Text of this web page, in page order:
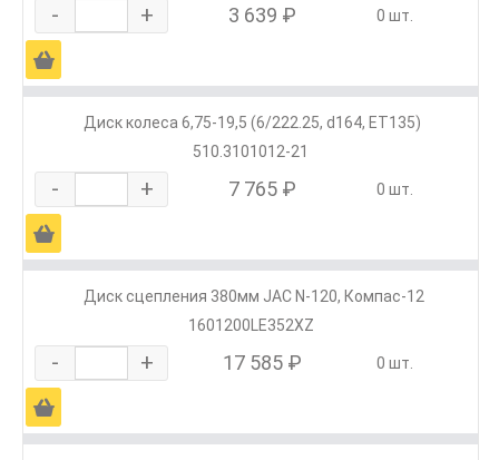
- + 3 639 ₽ 0 шт.
Ä
Диск колеса 6,75-19,5 (6/222.25, d164, ET135)
510.3101012-21
- + 7 765 ₽ 0 шт.
Ä
Диск сцепления 380мм JAC N-120, Компас-12
1601200LE352XZ
- + 17 585 ₽ 0 шт.
Ä